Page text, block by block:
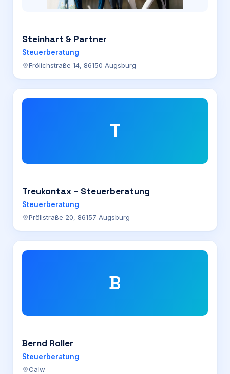
Steinhart & Partner
Steuerberatung
Frölichstraße 14, 86150 Augsburg
T
Treukontax – Steuerberatung
Steuerberatung
Pröllstraße 20, 86157 Augsburg
B
Bernd Roller
Steuerberatung
Calw